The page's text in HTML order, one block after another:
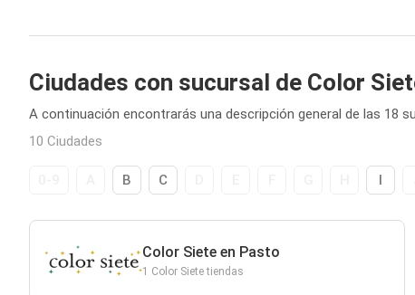
Ciudades con sucursal de Color
A continuación encontrarás una descripción general de las 18
10 Ciudades
B C I
Color Siete en Pasto
1 Color Siete tiendas